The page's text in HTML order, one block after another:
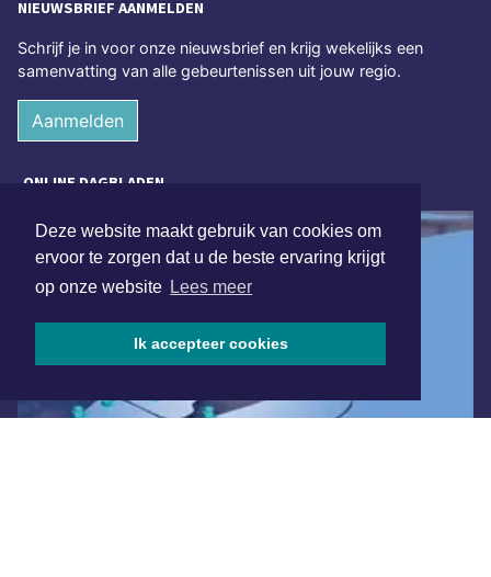
Deze website maakt gebruik van cookies om
ervoor te zorgen dat u de beste ervaring krijgt
op onze website Lees meer
Ik accepteer cookies
NIEUWSBRIEF AANMELDEN
Schrijf je in voor onze nieuwsbrief en krijg wekelijks een
samenvatting van alle gebeurtenissen uit jouw regio.
Aanmelden
ONLINE DAGBLADEN